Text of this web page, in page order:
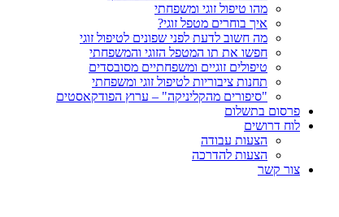
מהו טיפול זוגי ומשפחתי
איך בוחרים מטפל זוגי?
מה חשוב לדעת לפני שפונים לטיפול זוגי
חפשו את תו המטפל הזוגי והמשפחתי
טיפולים זוגיים ומשפחתיים מסובסדים
תחנות ציבוריות לטיפול זוגי ומשפחתי
"סיפורים מהקליניקה" – ערוץ הפודקאסטים
פרסום בתשלום
לוח דרושים
הצעות עבודה
הצעות להדרכה
צור קשר